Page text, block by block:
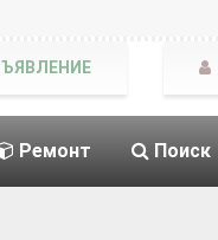
Ремонт Поиск